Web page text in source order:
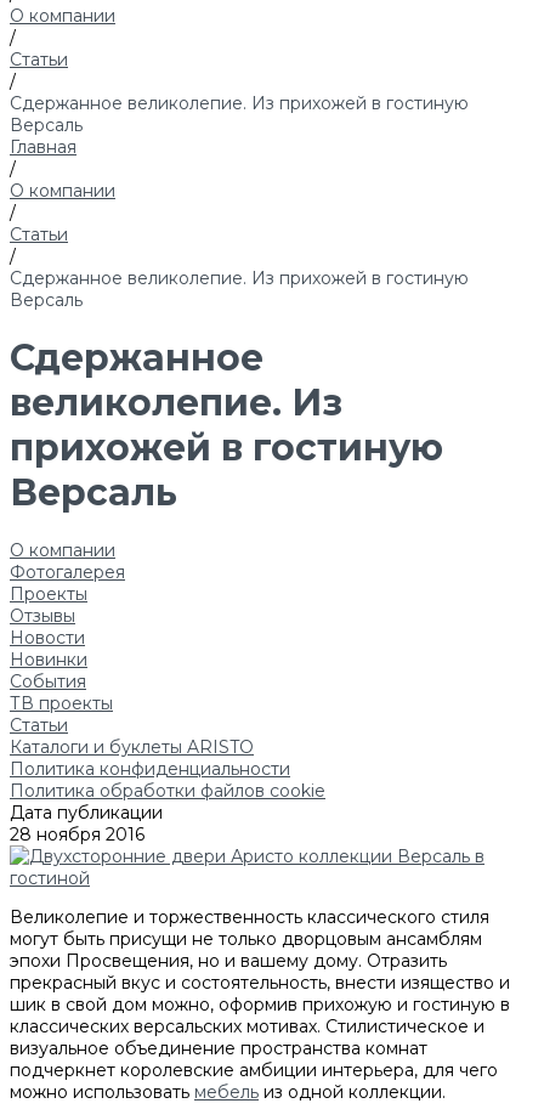
О компании
/
Статьи
/
Сдержанное великолепие. Из прихожей в гостиную
Версаль
Главная
/
О компании
/
Статьи
/
Сдержанное великолепие. Из прихожей в гостиную
Версаль
Сдержанное
великолепие. Из
прихожей в гостиную
Версаль
О компании
Фотогалерея
Проекты
Отзывы
Новости
Новинки
События
ТВ проекты
Статьи
Каталоги и буклеты ARISTO
Политика конфиденциальности
Политика обработки файлов cookie
Дата публикации
28 ноября 2016
Великолепие и торжественность классического стиля
могут быть присущи не только дворцовым ансамблям
эпохи Просвещения, но и вашему дому. Отразить
прекрасный вкус и состоятельность, внести изящество и
шик в свой дом можно, оформив прихожую и гостиную в
классических версальских мотивах. Стилистическое и
визуальное объединение пространства комнат
подчеркнет королевские амбиции интерьера, для чего
можно использовать мебель из одной коллекции.